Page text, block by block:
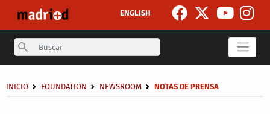
ENGLISH
Search
Breadcrumb
INICIO FOUNDATION NEWSROOM NOTAS DE PRENSA